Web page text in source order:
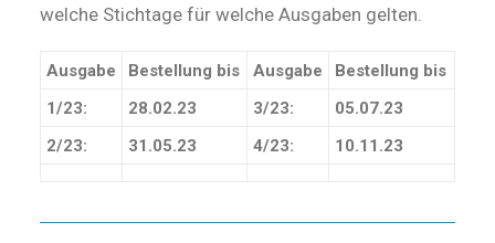
welche Stichtage für welche Ausgaben gelten.
Ausgabe Bestellung bis Ausgabe
Bestellung bis
1/23:
28.02.23 3/23:
05.07.23
2/23:
31.05.23 4/23: 10.11.23